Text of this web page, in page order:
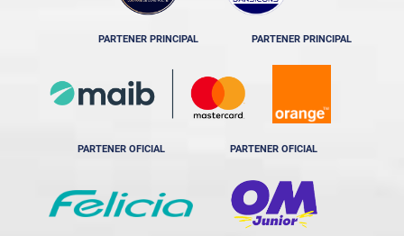
PARTENER PRINCIPAL PARTENER PRINCIPAL
PARTENER OFICIAL PARTENER OFICIAL